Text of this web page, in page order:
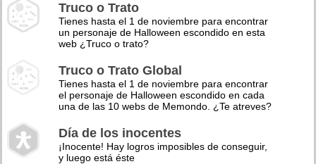
Truco o Trato
Tienes hasta el 1 de noviembre para encontrar
un personaje de Halloween escondido en esta
web ¿Truco o trato?
Truco o Trato Global
Tienes hasta el 1 de noviembre para encontrar
el personaje de Halloween escondido en cada
una de las 10 webs de Memondo. ¿Te atreves?
Día de los inocentes
¡Inocente! Hay logros imposibles de conseguir,
y luego está éste